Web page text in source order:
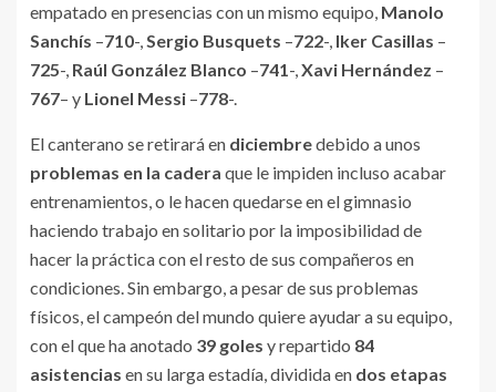
empatado en presencias con un mismo equipo, Manolo
Sanchís –710-,Sergio Busquets –722-, Iker Casillas –
725-, Raúl González Blanco –741-,Xavi Hernández –
767– y Lionel Messi –778-.
El canterano se retirará en diciembredebido a unos
problemas en la cadera que le impiden incluso acabar
entrenamientos, o le hacen quedarse en el gimnasio
haciendo trabajo en solitario por la imposibilidad de
hacer la práctica con el resto de sus compañeros en
condiciones. Sin embargo, a pesar de sus problemas
físicos, el campeón del mundo quiere ayudar a su equipo,
con el que ha anotado 39 goles y repartido 84
asistencias en su larga estadía, dividida en dos etapas